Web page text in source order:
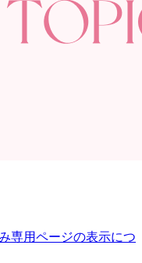
専用ページの表示につ